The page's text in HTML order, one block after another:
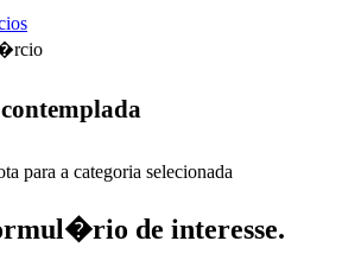
para a categoria selecionada
de interesse.